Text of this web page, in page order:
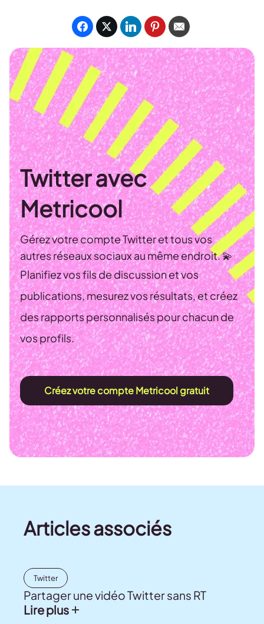
Twitter avec
Metricool
Gérez votre compte Twitter et tous vos
autres réseaux sociaux au même endroit. 💫
Planifiez vos fils de discussion et vos
publications, mesurez vos résultats, et créez
des rapports personnalisés pour chacun de
vos profils.
Créez votre compte Metricool gratuit
Articles associés
Twitter
Partager une vidéo Twitter sans RT
Lire plus